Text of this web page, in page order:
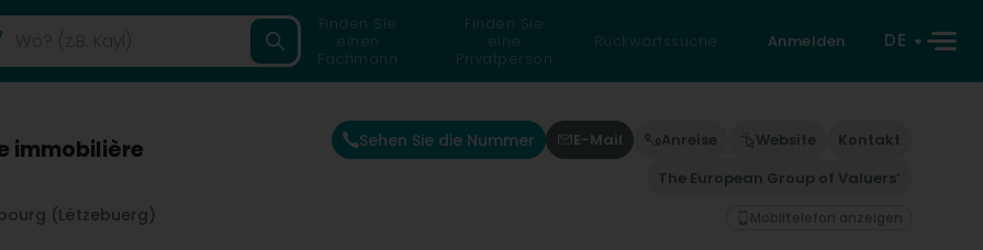
Finden Sie
einen
Fachmann
Finden Sie
eine
Privatperson
Rückwärtssuche Anmelden DE
immobilière
(Lëtzebuerg)
Sehen Sie die Nummer E-Mail Anreise Website
Kontakt
The European Group of Valuers’
Mobiltelefon anzeigen